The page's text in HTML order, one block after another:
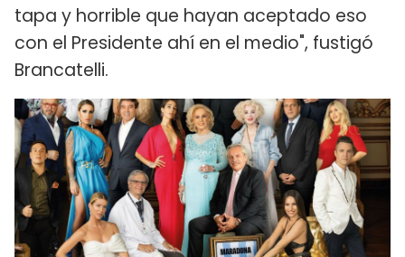
tapa y horrible que hayan aceptado eso
con el Presidente ahí en el medio", fustigó
Brancatelli.